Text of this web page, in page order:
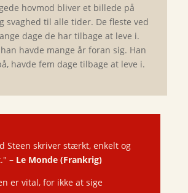
hovmod bliver et billede på
svaghed til alle tider. De fleste ved
dage de har tilbage at leve i.
havde mange år foran sig. Han
havde fem dage tilbage at leve i.
Steen skriver stærkt, enkelt og
–Le Monde (Frankrig)
er vital, for ikke at sige